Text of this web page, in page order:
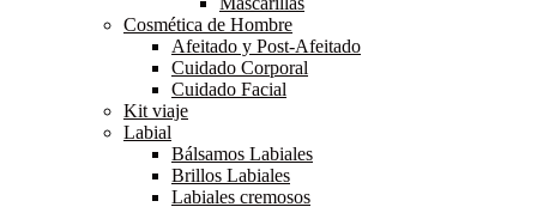
Cosmética de Hombre
Afeitado y Post-Afeitado
Cuidado Corporal
Cuidado Facial
Kit viaje
Labial
Bálsamos Labiales
Brillos Labiales
Labiales cremosos